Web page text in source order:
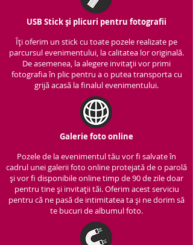
USB Stick și plicuri pentru fotografii
Îți oferim un stick cu toate pozele realizate pe
parcursul evenimentului, la calitatea lor originală.
De asemenea, la alegere invitații vor primi
fotografia în plic pentru a o putea transporta cu
grijă acasă la finalul evenimentului.
Galerie foto online
Pozele de la evenimentul tău vor fi salvate în
cadrul unei galerii foto online protejată de o parolă
și vor fi disponibile online timp de 90 de zile doar
pentru tine și invitații tăi. Oferim acest serviciu
pentru că ne pasă de intimitatea ta și ne dorim să
te bucuri de albumul foto.